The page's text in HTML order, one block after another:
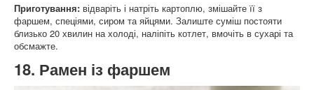
Приготування: відваріть і натріть картоплю, змішайте її з
фаршем, спеціями, сиром та яйцями. Залиште суміш постояти
близько 20 хвилин на холоді, наліпіть котлет, вмочіть в сухарі та
обсмажте.
18. Рамен із фаршем